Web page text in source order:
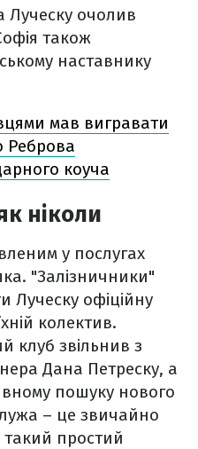
Луческу очолив
також
наставнику
мав вигравати
Реброва
коуча
ніколи
у послугах
"Залізничники"
Луческу офіційну
колектив.
клуб звільнив з
Дана Петреску, а
пошуку нового
– це звичайно
простий